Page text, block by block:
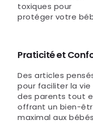
toxiques pour
protéger votre
Praticité et
Des articles
pour faciliter la vie
des parents tout
offrant un bien-
maximal aux